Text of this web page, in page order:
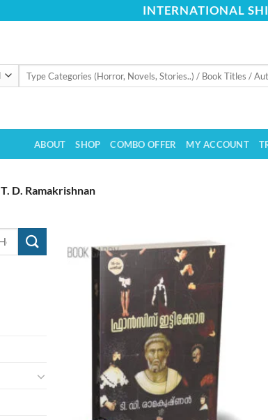
INTERNATIONAL
ABOUT SHOP COMBO OFFER MY ACCOUNT
T. D. Ramakrishnan